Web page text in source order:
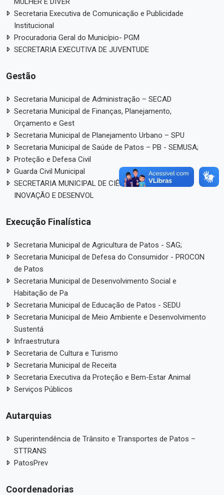
Secretaria Executiva de Comunicação e Publicidade
Institucional
Procuradoria Geral do Município- PGM
SECRETARIA EXECUTIVA DE JUVENTUDE
Gestão
Secretaria Municipal de Administração – SECAD
Secretaria Municipal de Finanças, Planejamento,
Orçamento e Gest
Secretaria Municipal de Planejamento Urbano – SPU
Secretaria Municipal de Saúde de Patos – PB - SEMUSA;
Proteção e Defesa Civil
Guarda Civil Municipal
SECRETARIA MUNICIPAL DE CIÊNCIA, TECNOLOGIA,
INOVAÇÃO E DESENVOL
Execução Finalística
Secretaria Municipal de Agricultura de Patos - SAG;
Secretaria Municipal de Defesa do Consumidor - PROCON
de Patos
Secretaria Municipal de Desenvolvimento Social e
Habitação de Pa
Secretaria Municipal de Educação de Patos - SEDU
Secretaria Municipal de Meio Ambiente e Desenvolvimento
Sustentá
Infraestrutura
Secretaria de Cultura e Turismo
Secretaria Municipal de Receita
Secretaria Executiva da Proteção e Bem-Estar Animal
Serviços Públicos
Autarquias
Superintendência de Trânsito e Transportes de Patos –
STTRANS
PatosPrev
Coordenadorias